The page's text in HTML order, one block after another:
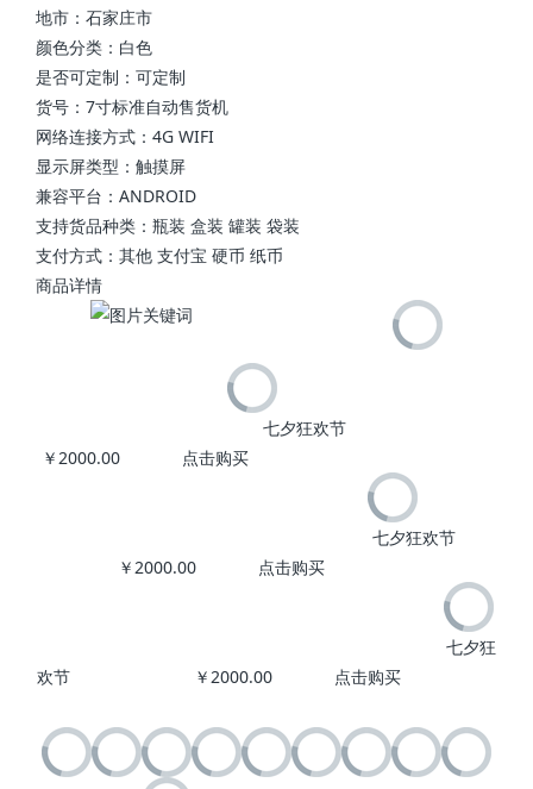
地市：石家庄市
颜色分类：白色
是否可定制：可定制
货号：7寸标准自动售货机
网络连接方式：4G WIFI
显示屏类型：触摸屏
兼容平台：ANDROID
支持货品种类：瓶装 盒装 罐装 袋装
支付方式：其他 支付宝 硬币 纸币
商品详情
七夕狂欢节
￥2000.00 点击购买
七夕狂欢节
￥2000.00 点击购买
七夕狂
欢节 ￥2000.00 点击购买